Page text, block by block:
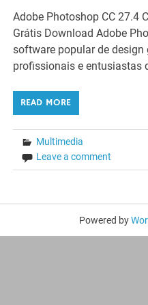
Adobe Photoshop CC 27.4
Grátis Download Adobe
software popular de
profissionais e entusiastas
READ MORE
Multimedia
Leave a comment
Powered by